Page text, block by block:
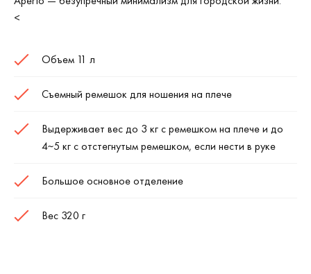
<
Объем 11 л
Съемный ремешок для ношения на плече
Выдерживает вес до 3 кг с ремешком на плече и до
4~5 кг с отстегнутым ремешком, если нести в руке
Большое основное отделение
Вес 320 г